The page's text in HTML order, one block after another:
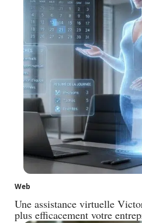
Web
Une assistance virtuelle
plus efficacement votre